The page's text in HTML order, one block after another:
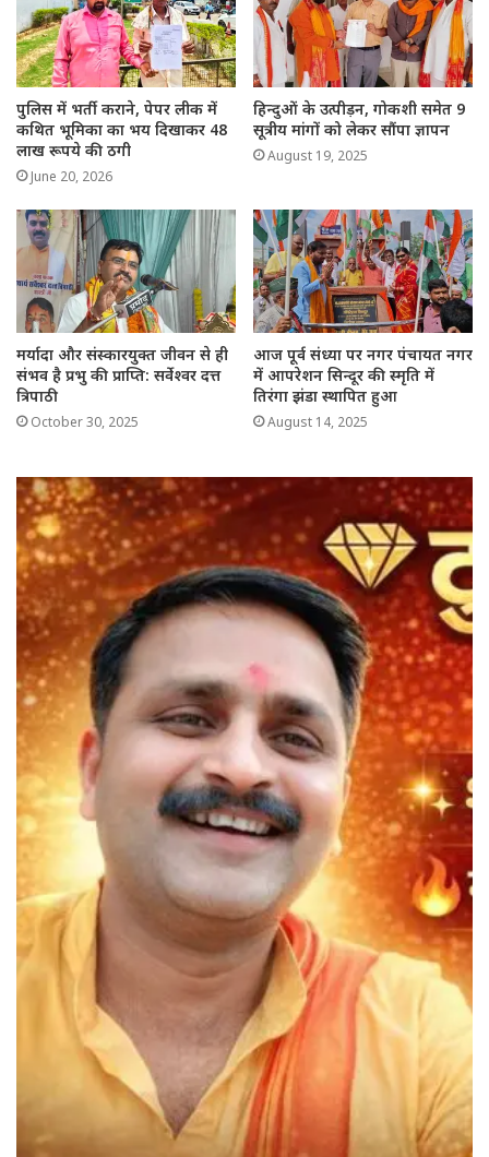
पुलिस में भर्ती कराने, पेपर लीक में
कथित भूमिका का भय दिखाकर 48
लाख रूपये की ठगी
June 20, 2026
हिन्दुओं के उत्पीड़न, गोकशी समेत 9
सूत्रीय मांगों को लेकर सौंपा ज्ञापन
August 19, 2025
मर्यादा और संस्कारयुक्त जीवन से ही
संभव है प्रभु की प्राप्ति: सर्वेश्वर दत्त
त्रिपाठी
October 30, 2025
आज पूर्व संध्या पर नगर पंचायत नगर
में आपरेशन सिन्दूर की स्मृति में
तिरंगा झंडा स्थापित हुआ
August 14, 2025